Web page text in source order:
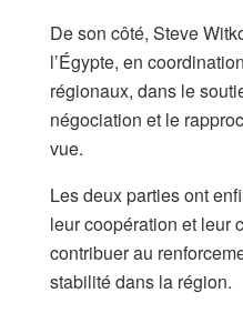
De son côté, Steve
l’Égypte, en
régionaux, dans le
négociation et le
vue.
Les deux parties ont
leur coopération et leur
contribuer au
stabilité dans la région.